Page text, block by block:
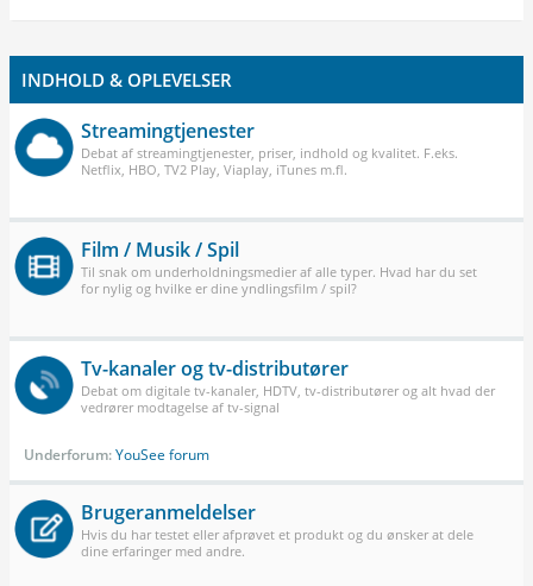
INDHOLD & OPLEVELSER
Streamingtjenester
Debat af streamingtjenester, priser, indhold og kvalitet. F.eks.
Netflix, HBO, TV2 Play, Viaplay, iTunes m.fl.
Film / Musik / Spil
Til snak om underholdningsmedier af alle typer. Hvad har du set
for nylig og hvilke er dine yndlingsfilm / spil?
Tv-kanaler og tv-distributører
Debat om digitale tv-kanaler, HDTV, tv-distributører og alt hvad der
vedrører modtagelse af tv-signal
Underforum:YouSee forum
Brugeranmeldelser
Hvis du har testet eller afprøvet et produkt og du ønsker at dele
dine erfaringer med andre.